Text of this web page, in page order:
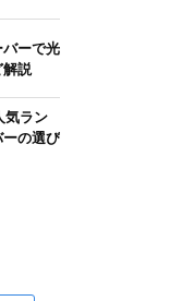
ーで光
解説
気ラン
の選び